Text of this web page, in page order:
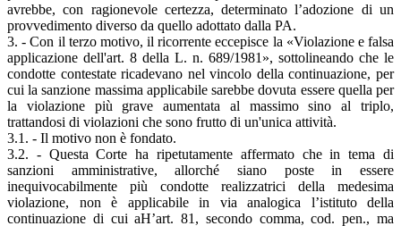
avrebbe, con ragionevole certezza, determinato l’adozione di un
provvedimento diverso da quello adottato dalla PA.
3. - Con il terzo motivo, il ricorrente eccepisce la «Violazione e falsa
applicazione dell'art. 8 della L. n. 689/1981», sottolineando che le
condotte contestate ricadevano nel vincolo della continuazione, per
cui la sanzione massima applicabile sarebbe dovuta essere quella per
la violazione più grave aumentata al massimo sino al triplo,
trattandosi di violazioni che sono frutto di un'unica attività.
3.1. - Il motivo non è fondato.
3.2. - Questa Corte ha ripetutamente affermato che in tema di
sanzioni amministrative, allorché siano poste in essere
inequivocabilmente più condotte realizzatrici della medesima
violazione, non è applicabile in via analogica l’istituto della
continuazione di cui aH’art. 81, secondo comma, cod. pen., ma